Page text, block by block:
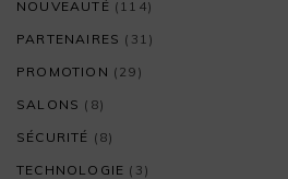
NOUVEAUTÉ (114)
PARTENAIRES (31)
PROMOTION (29)
SALONS (8)
SÉCURITÉ (8)
TECHNOLOGIE (3)